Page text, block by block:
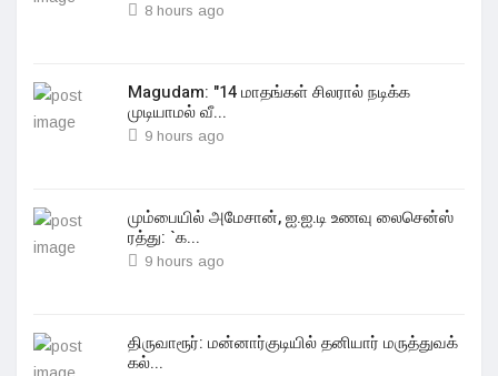
8 hours ago
Magudam: "14 மாதங்கள் சிலரால் நடிக்க
முடியாமல் வீ...
9 hours ago
மும்பையில் அமேசான், ஐ.ஐ.டி உணவு லைசென்ஸ்
ரத்து: `க...
9 hours ago
திருவாரூர்: மன்னார்குடியில் தனியார் மருத்துவக்
கல்...